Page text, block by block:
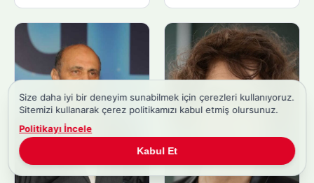
Size daha iyi bir deneyim sunabilmek için çerezleri kullanıyoruz.
Sitemizi kullanarak çerez politikamızı kabul etmiş olursunuz.
Politikayı İncele
Kabul Et